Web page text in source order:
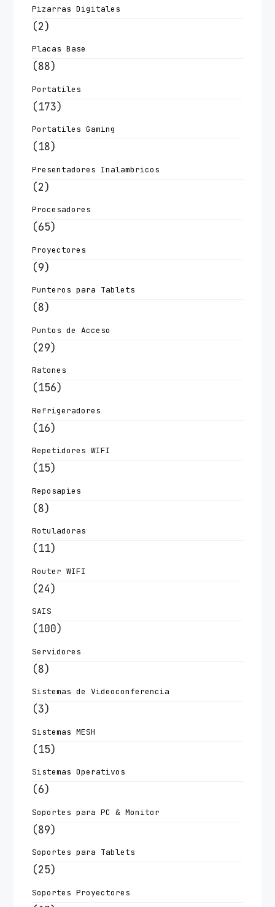
Pizarras Digitales
(2)
Placas Base
(88)
Portatiles
(173)
Portatiles Gaming
(18)
Presentadores Inalambricos
(2)
Procesadores
(65)
Proyectores
(9)
Punteros para Tablets
(8)
Puntos de Acceso
(29)
Ratones
(156)
Refrigeradores
(16)
Repetidores WIFI
(15)
Reposapies
(8)
Rotuladoras
(11)
Router WIFI
(24)
SAIS
(100)
Servidores
(8)
Sistemas de Videoconferencia
(3)
Sistemas MESH
(15)
Sistemas Operativos
(6)
Soportes para PC & Monitor
(89)
Soportes para Tablets
(25)
Soportes Proyectores